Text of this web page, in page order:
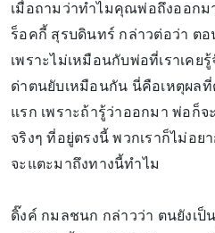
เมื่อถามว่าทำไมคุณพ่อถึงออก
ร็อคกี้ สุรบดินทร์ กล่าวต่อว่า ต
เพราะไม่เหมือนกับพ่อที่เราเค
ด่าตนยับเหมือนกัน นี่คือเหตุผล
แรก เพราะถ้ารู้ว่าออกมา พ่อก็
จริงๆ ที่อยู่ตรงนี้ พวกเราก็ไม่อย
จะแตะมาถึงทางนี้ทำไม
ดิ๊งค์ กมลชนก กล่าวว่า ตนยังเป็